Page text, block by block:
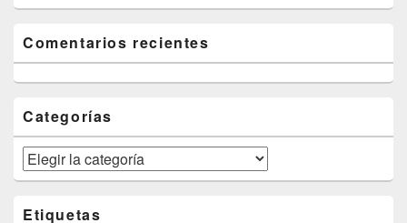
Comentarios recientes
Categorías
Categorías
Etiquetas